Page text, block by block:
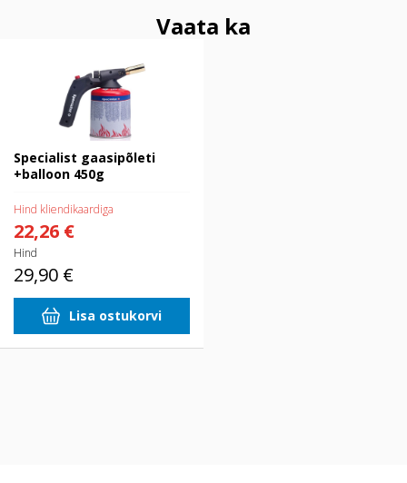
Vaata ka
Specialist gaasipõleti
+balloon 450g
Hind kliendikaardiga
22,26 €
Hind
29,90 €
Lisa ostukorvi